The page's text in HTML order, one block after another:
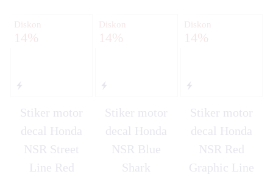
Diskon
14%
Stiker motor
decal Honda
NSR Street
Line Red
Diskon
14%
Stiker motor
decal Honda
NSR Blue
Shark
Diskon
14%
Stiker motor
decal Honda
NSR Red
Graphic Line